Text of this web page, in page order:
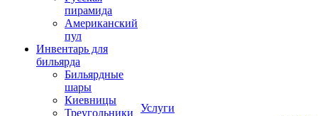
пирамида
Американский
пул
Инвентарь для
бильярда
Бильярдные
шары
Киевницы
Треугольники
Услуги